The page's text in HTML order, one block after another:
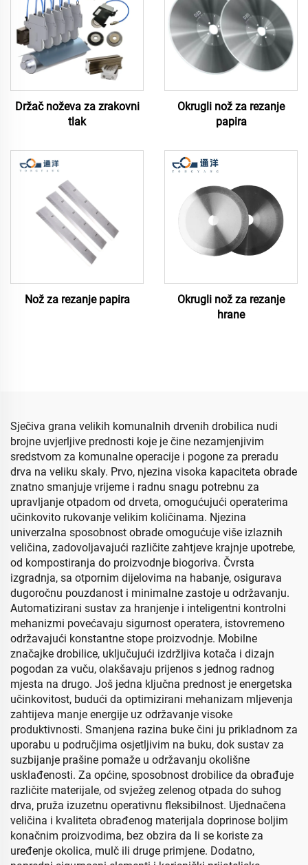
Držač noževa za zrakovni
tlak
Okrugli nož za rezanje
papira
Nož za rezanje papira
Okrugli nož za rezanje
hrane
Sječiva grana velikih komunalnih drvenih drobilica nudi
brojne uvjerljive prednosti koje je čine nezamjenjivim
sredstvom za komunalne operacije i pogone za preradu
drva na veliku skalу. Prvo, njezina visoka kapaciteta obrade
znatno smanjuje vrijeme i radnu snagu potrebnu za
upravljanje otpadom od drveta, omogućujući operaterima
učinkovito rukovanje velikim količinama. Njezina
univerzalna sposobnost obrade omogućuje više izlaznih
veličina, zadovoljavajući različite zahtjeve krajnje upotrebe,
od kompostiranja do proizvodnje biogoriva. Čvrsta
izgradnja, sa otpornim dijelovima na habanje, osigurava
dugoročnu pouzdanost i minimalne zastoje u održavanju.
Automatizirani sustav za hranjenje i inteligentni kontrolni
mehanizmi povećavaju sigurnost operatera, istovremeno
održavajući konstantne stope proizvodnje. Mobilne
značajke drobilice, uključujući izdržljiva kotača i dizajn
pogodan za vuču, olakšavaju prijenos s jednog radnog
mjesta na drugo. Još jedna ključna prednost je energetska
učinkovitost, budući da optimizirani mehanizam mljevenja
zahtijeva manje energije uz održavanje visoke
produktivnosti. Smanjena razina buke čini ju prikladnom za
uporabu u područjima osjetljivim na buku, dok sustav za
suzbijanje prašine pomaže u održavanju okolišne
usklađenosti. Za općine, sposobnost drobilice da obrađuje
različite materijale, od svježeg zelenog otpada do suhog
drva, pruža izuzetnu operativnu fleksibilnost. Ujednačena
veličina i kvaliteta obrađenog materijala doprinose boljim
konačnim proizvodima, bez obzira da li se koriste za
uređenje okolica, mulč ili druge primjene. Dodatno,